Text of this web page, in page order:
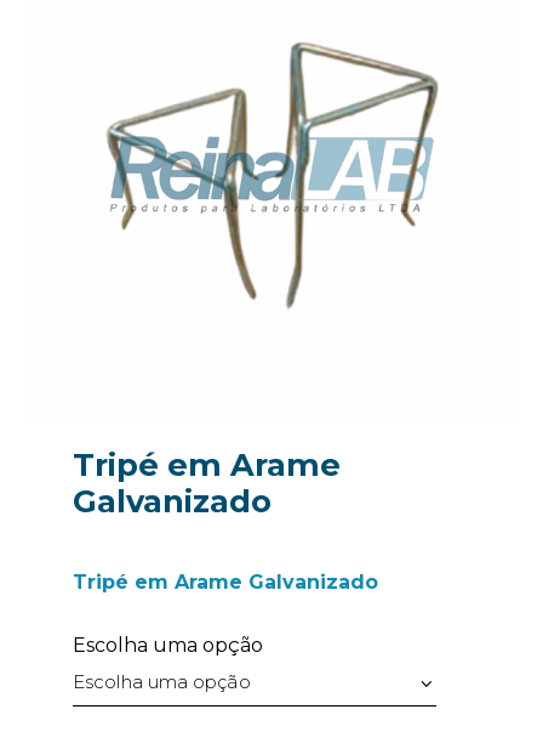
Tripé em Arame
Galvanizado
Tripé em Arame Galvanizado
Escolha uma opção